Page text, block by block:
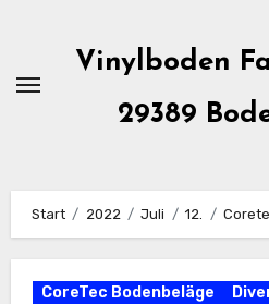
springen
Vinylboden
29389
Start 2022 Juli 12.
CoreTec Bodenbeläge